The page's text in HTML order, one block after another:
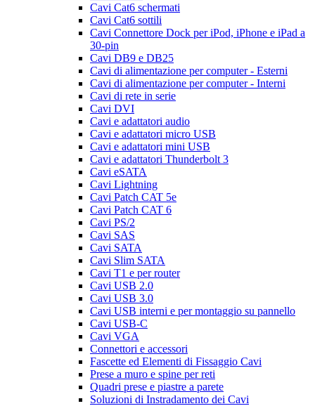
Cavi Cat6 schermati
Cavi Cat6 sottili
Cavi Connettore Dock per iPod, iPhone e iPad a
30-pin
Cavi DB9 e DB25
Cavi di alimentazione per computer - Esterni
Cavi di alimentazione per computer - Interni
Cavi di rete in serie
Cavi DVI
Cavi e adattatori audio
Cavi e adattatori micro USB
Cavi e adattatori mini USB
Cavi e adattatori Thunderbolt 3
Cavi eSATA
Cavi Lightning
Cavi Patch CAT 5e
Cavi Patch CAT 6
Cavi PS/2
Cavi SAS
Cavi SATA
Cavi Slim SATA
Cavi T1 e per router
Cavi USB 2.0
Cavi USB 3.0
Cavi USB interni e per montaggio su pannello
Cavi USB-C
Cavi VGA
Connettori e accessori
Fascette ed Elementi di Fissaggio Cavi
Prese a muro e spine per reti
Quadri prese e piastre a parete
Soluzioni di Instradamento dei Cavi